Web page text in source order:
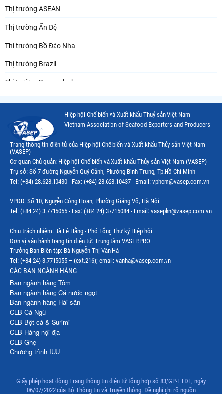
Thị trường ASEAN
Thị trường Ấn Độ
Thị trường Bồ Đào Nha
Thị trường Brazil
Thị trường Bangladesh
Thị trường Canada
Thị trường Ecuador
Thị trường EU
Thị trường Indonesia
Thị trường Mỹ
Thị trường Nga
Thị trường Hàn Quốc
Thị trường Nhật Bản
Thị trường Thái Lan
Thị trường Trung Quốc
Thị trường Philippines
Thị trường Tây Ban Nha
Thị trường thủy sản khác
Hiệp hội Chế biến và Xuất khẩu Thuỷ sản Việt Nam
Vietnam Association of Seafood Exporters and Producers
Trang thông tin điện tử của Hiệp hội Chế biến và Xuất khẩu Thủy sản Việt Nam
(VASEP)
Cơ quan Chủ quản: Hiệp hội Chế biến và Xuất khẩu Thủy sản Việt Nam (VASEP)
Trụ sở: Số 7 đường Nguyễn Quý Cảnh, Phường Bình Trưng, Tp.Hồ Chí Minh
Tel: (+84) 28.628.10430 - Fax: (+84) 28.628.10437 - Email: vphcm@vasep.com.vn
VPĐD: Số 10, Nguyễn Công Hoan, Phường Giảng Võ, Hà Nội
Tel: (+84 24) 3.7715055 - Fax: (+84 24) 37715084 - Email: vasephn@vasep.com.vn
Chịu trách nhiệm: Bà Lê Hằng - Phó Tổng Thư ký Hiệp hội
Đơn vị vận hành trang tin điện tử: Trung tâm VASEP.PRO
Trưởng Ban Biên tập: Bà Nguyễn Thị Vân Hà
Tel: (+84 24) 3.7715055 – (ext.216); email: vanha@vasep.com.vn
CÁC BAN NGÀNH HÀNG
Ban ngành hàng Tôm
Ban ngành hàng Cá nước ngọt
Ban ngành hàng Hải sản
CLB Cá Ngừ
CLB Bột cá & Surimi
CLB Hàng nội địa
CLB Ghẹ
Chương trình IUU
Giấy phép hoạt động Trang thông tin điện tử tổng hợp số 83/GP-TTĐT, ngày
06/07/2022 của Bộ Thông tin và Truyền thông. Đề nghị ghi rõ nguồn